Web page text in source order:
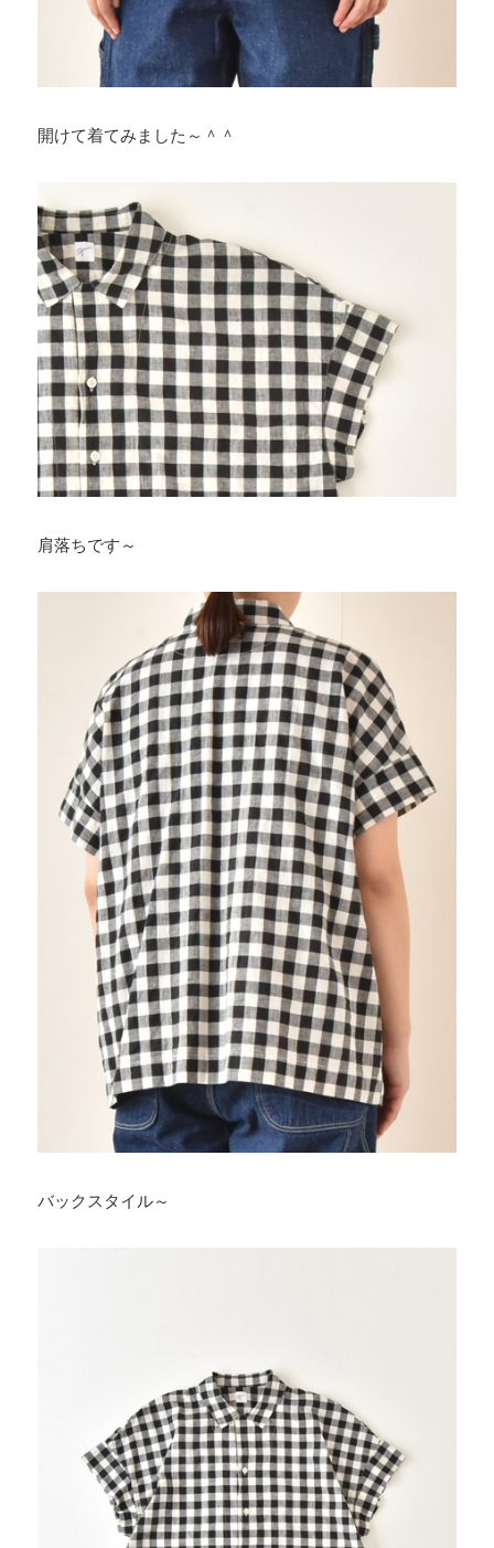
開けて着てみました～＾＾
肩落ちです～
バックスタイル～